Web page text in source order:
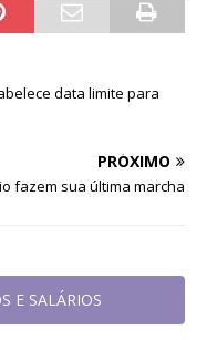
data limite para
PRÓXIMO
fazem sua última marcha
E SALÁRIOS